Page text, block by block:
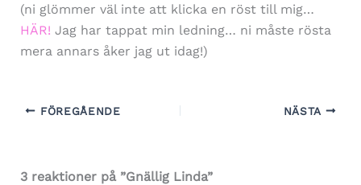
(ni glömmer väl inte att klicka en röst till mig…
HÄR! Jag har tappat min ledning… ni måste rösta
mera annars åker jag ut idag!)
FÖREGÅENDE NÄSTA
3 reaktioner på ”Gnällig Linda”